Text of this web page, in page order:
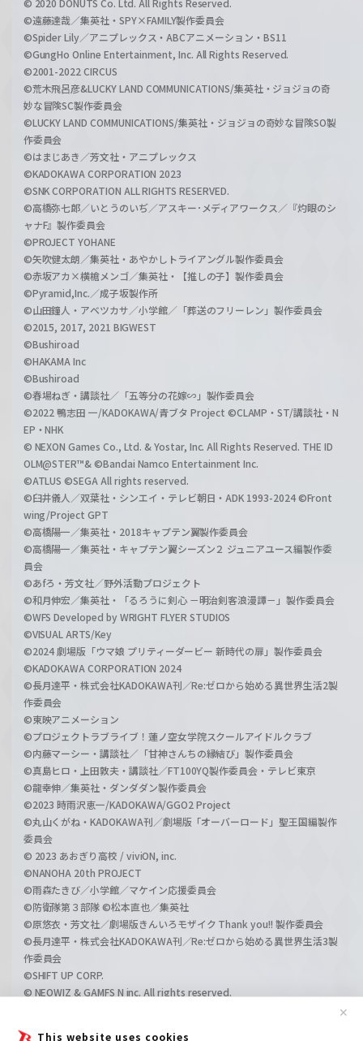
This website uses cookies
✕
©遠藤達哉／集英社・SPY×FAMILY製作委員会
©Spider Lily／アニプレックス・ABCアニメーション・BS11
©GungHo Online Entertainment, Inc. All Rights Reserved.
©2001-2022 CIRCUS
©荒木飛呂彦&LUCKY LAND COMMUNICATIONS/集英社・ジョジョの奇
妙な冒険SC製作委員会
©LUCKY LAND COMMUNICATIONS/集英社・ジョジョの奇妙な冒険SO製
作委員会
©はまじあき／芳文社・アニプレックス
©KADOKAWA CORPORATION 2023
©SNK CORPORATION ALL RIGHTS RESERVED.
©高橋弥七郎／いとうのいぢ／アスキー･メディアワークス／『灼眼のシ
ャナF』製作委員会
©PROJECT YOHANE
©矢吹健太朗／集英社・あやかしトライアングル製作委員会
©赤坂アカ×横槍メンゴ／集英社・【推しの子】製作委員会
©Pyramid,Inc.／成子坂製作所
©山田鐘人・アベツカサ／小学館／「葬送のフリーレン」製作委員会
©2015, 2017, 2021 BIGWEST
©Bushiroad
©HAKAMA Inc
©Bushiroad
©春場ねぎ・講談社／「五等分の花嫁∽」製作委員会
©2022 鴨志田 一/KADOKAWA/青ブタ Project ©CLAMP・ST/講談社・N
EP・NHK
© NEXON Games Co., Ltd. & Yostar, Inc. All Rights Reserved. THE ID
OLM@STER™& ©Bandai Namco Entertainment Inc.
©ATLUS ©SEGA All rights reserved.
©臼井儀人／双葉社・シンエイ・テレビ朝日・ADK 1993-2024 ©Front
wing/Project GPT
©高橋陽一／集英社・2018キャプテン翼製作委員会
©高橋陽一／集英社・キャプテン翼シーズン２ ジュニアユース編製作委
員会
©あfろ・芳文社／野外活動プロジェクト
©和月伸宏／集英社・「るろうに剣心 －明治剣客浪漫譚－」製作委員会
©WFS Developed by WRIGHT FLYER STUDIOS
©VISUAL ARTS/Key
©2024 劇場版「ウマ娘 プリティーダービー 新時代の扉」製作委員会
©KADOKAWA CORPORATION 2024
©長月達平・株式会社KADOKAWA刊／Re:ゼロから始める異世界生活2製
作委員会
©東映アニメーション
©プロジェクトラブライブ！蓮ノ空女学院スクールアイドルクラブ
©内藤マーシー・講談社／「甘神さんちの縁結び」製作委員会
©真島ヒロ・上田敦夫・講談社／FT100YQ製作委員会・テレビ東京
©龍幸伸／集英社・ダンダダン製作委員会
©2023 時雨沢恵一/KADOKAWA/GGO2 Project
©丸山くがね・KADOKAWA刊／劇場版「オーバーロード」聖王国編製作
委員会
© 2023 あおぎり高校 / viviON, inc.
©NANOHA 20th PROJECT
©雨森たきび／小学館／マケイン応援委員会
©防衛隊第３部隊 ©松本直也／集英社
©原悠衣・芳文社／劇場版きんいろモザイク Thank you!! 製作委員会
©長月達平・株式会社KADOKAWA刊／Re:ゼロから始める異世界生活3製
作委員会
©SHIFT UP CORP.
© NEOWIZ & GAMFS N inc. All rights reserved.